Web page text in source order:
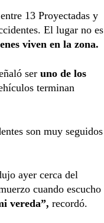
entre 13 Proyectadas y
El lugar no es
viven en la zona.
ser uno de los
terminan
son muy seguidos
ayer cerca del
cuando escucho
vereda”, recordó.